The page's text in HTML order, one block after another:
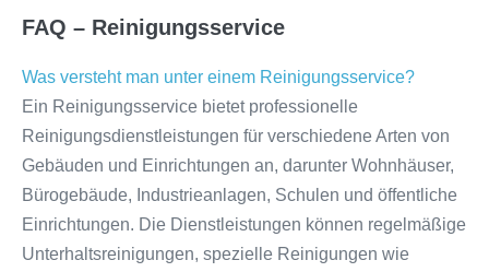
FAQ – Reinigungsservice
Was versteht man unter einem Reinigungsservice?
Ein Reinigungsservice bietet professionelle
Reinigungsdienstleistungen für verschiedene Arten von
Gebäuden und Einrichtungen an, darunter Wohnhäuser,
Bürogebäude, Industrieanlagen, Schulen und öffentliche
Einrichtungen. Die Dienstleistungen können regelmäßige
Unterhaltsreinigungen, spezielle Reinigungen wie